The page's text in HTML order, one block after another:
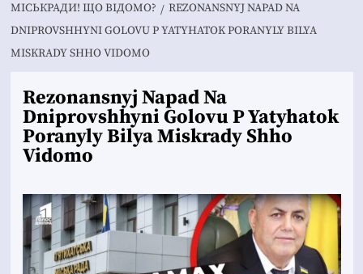
МІСЬКРАДИ! ЩО ВІДОМО?
REZONANSNYJ NAPAD NA
DNIPROVSHHYNI GOLOVU P YATYHATOK PORANYLY BILYA
MISKRADY SHHO VIDOMO
Rezonansnyj Napad Na
Dniprovshhyni Golovu P Yatyhatok
Poranyly Bilya Miskrady Shho
Vidomo